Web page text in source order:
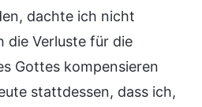
dachte ich nicht
die Verluste für die
Gottes kompensieren
stattdessen, dass ich,